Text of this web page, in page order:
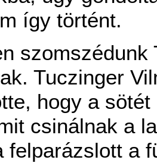
így történt.
Tuczinger
hogy a
csinálnak a
felparázslott a